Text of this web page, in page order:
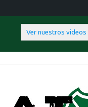
Ver nuestros videos